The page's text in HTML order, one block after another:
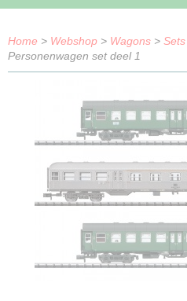
Home > Webshop > Wagons > Sets
Personenwagen set deel 1